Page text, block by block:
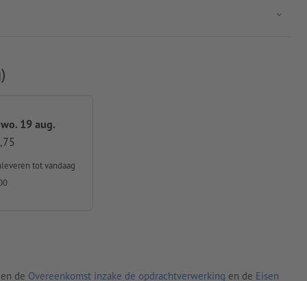
19 aug.
tot vandaag
de Overeenkomst inzake de opdrachtverwerking en de Eisen